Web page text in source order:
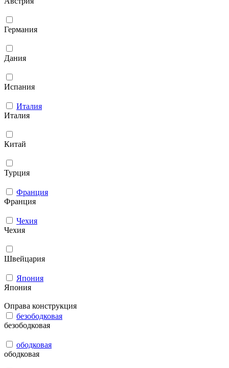
Германия
Дания
Испания
Италия
Италия
Китай
Турция
Франция
Франция
Чехия
Чехия
Швейцария
Япония
Япония
Оправа конструкция
безободковая
безободковая
ободковая
ободковая